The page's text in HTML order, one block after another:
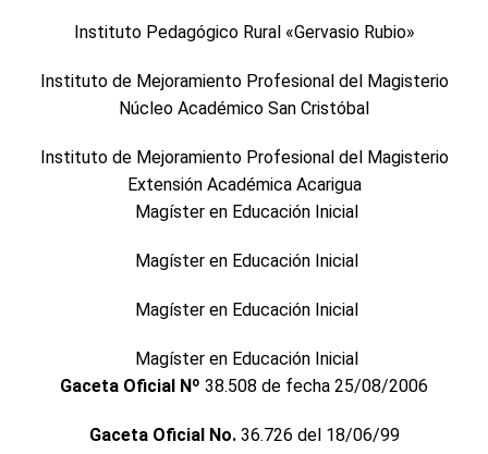
Instituto Pedagógico Rural «Gervasio Rubio»
Instituto de Mejoramiento Profesional del Magisterio
Núcleo Académico San Cristóbal
Instituto de Mejoramiento Profesional del Magisterio
Extensión Académica Acarigua
Magíster en Educación Inicial
Magíster en Educación Inicial
Magíster en Educación Inicial
Magíster en Educación Inicial
Gaceta Oficial Nº 38.508 de fecha 25/08/2006
Gaceta Oficial No. 36.726 del 18/06/99